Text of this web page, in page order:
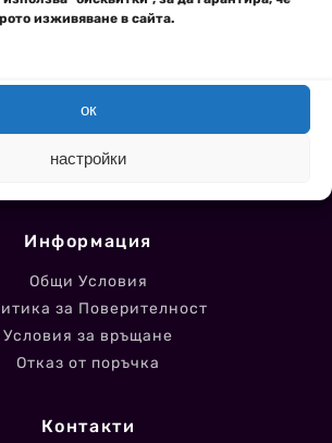
изживяване в сайта.
ок
настройки
Блог
Информация
Общи Условия
за Поверителност
Условия за връщане
Отказ от поръчка
Контакти